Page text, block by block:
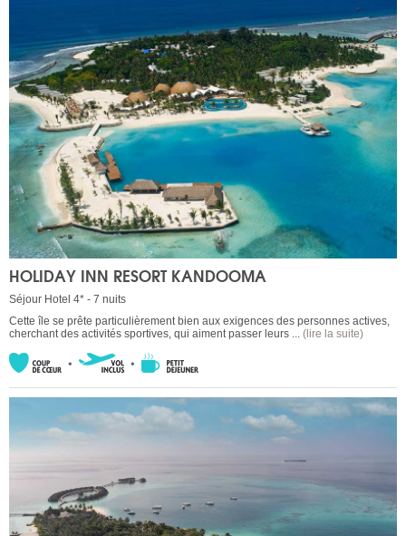
HOLIDAY INN RESORT KANDOOMA
Séjour Hotel 4* - 7 nuits
Cette île se prête particulièrement bien aux exigences des personnes actives,
cherchant des activités sportives, qui aiment passer leurs ... (lire la suite)